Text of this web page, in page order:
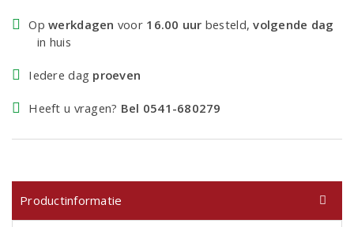
Opwerkdagen voor 16.00 uur besteld,volgende dag
in huis
Iedere dag proeven
Heeft u vragen? Bel 0541-680279
Productinformatie